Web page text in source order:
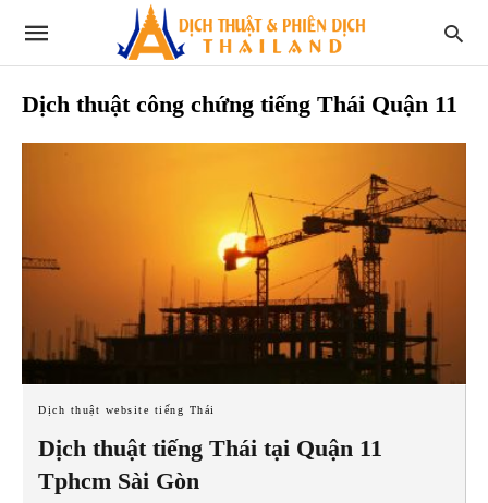
Dịch thuật công chứng tiếng Thái Quận 11
Dịch thuật website tiếng Thái
Dịch thuật tiếng Thái tại Quận 11
Tphcm Sài Gòn